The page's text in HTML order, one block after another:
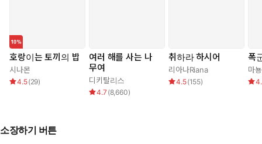
호랑이는 토끼의 밥
시나몬
4.5(29)
여러 해를 사는 나
무여
디키탈리스
4.7 (8,660)
취하라 하시어
리아나Riana
4.5(155)
폭
마뇽
소장하기 버튼